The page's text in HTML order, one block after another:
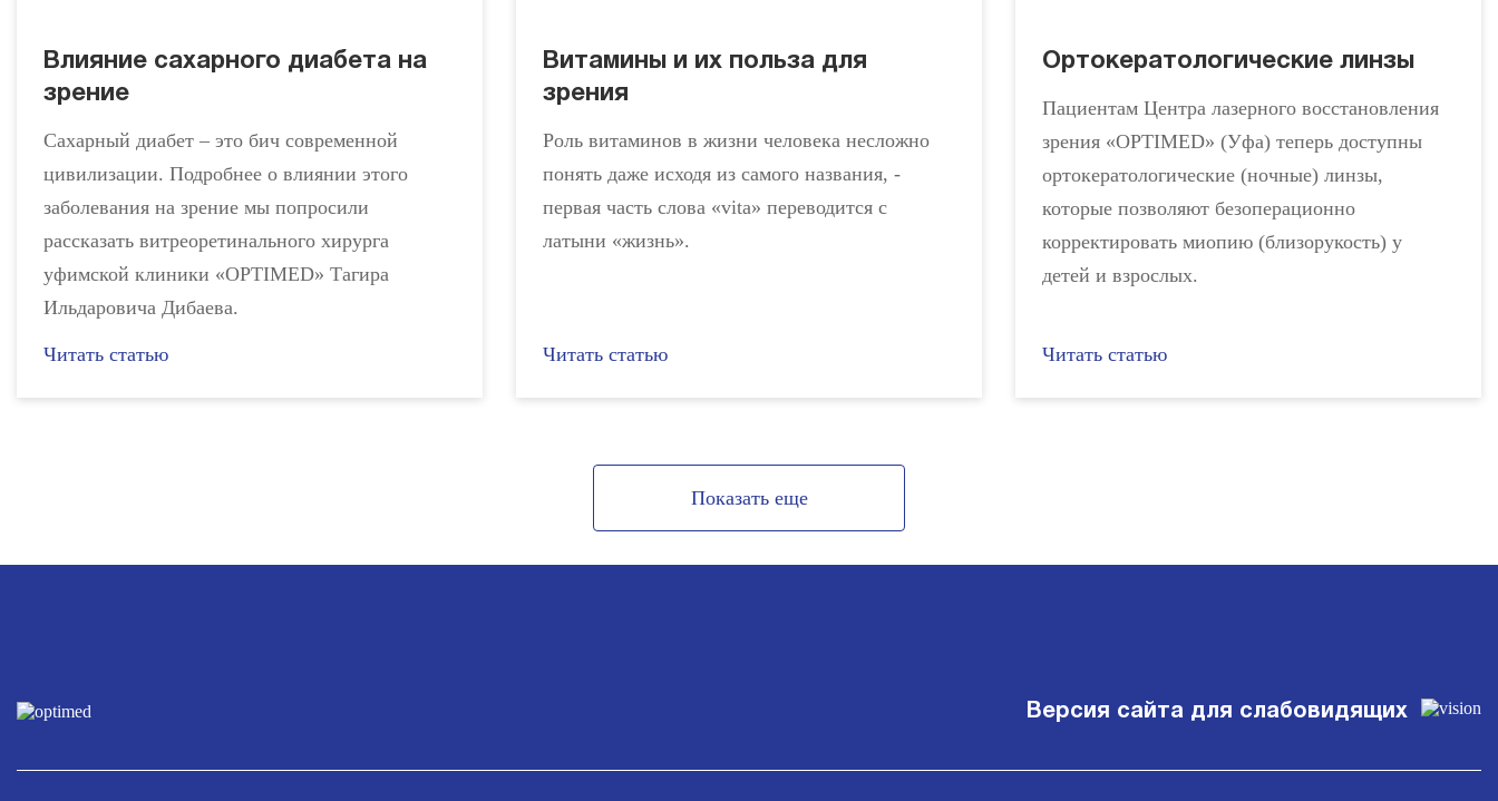
Влияние сахарного диабета на
зрение
Сахарный диабет – это бич современной
цивилизации. Подробнее о влиянии этого
заболевания на зрение мы попросили
рассказать витреоретинального хирурга
уфимской клиники «OPTIMED» Тагира
Ильдаровича Дибаева.
Читать статью
Витамины и их польза для
зрения
Роль витаминов в жизни человека несложно
понять даже исходя из самого названия, -
первая часть слова «vita» переводится с
латыни «жизнь».
Читать статью
Ортокератологические линзы
Пациентам Центра лазерного восстановления
зрения «OPTIMED» (Уфа) теперь доступны
ортокератологические (ночные) линзы,
которые позволяют безоперационно
корректировать миопию (близорукость) у
детей и взрослых.
Читать статью
Показать еще
Версия сайта для слабовидящих